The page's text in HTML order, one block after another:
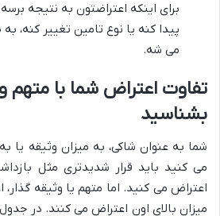
برای اینکه اعتراضتون به نتیجه
پیدا کنه یا نوع تامین تغییر کنه،
می شه.
تفاوت اعتراض شما با متهم
بشناسید
شما به عنوان شاکی، به میزان وثیقه یا
می کنید باید قرار شدیدتری مثل
اعتراض می کنید. اما متهم یا وثیقه
میزان بالای اون اعتراض می کنند. در جدول